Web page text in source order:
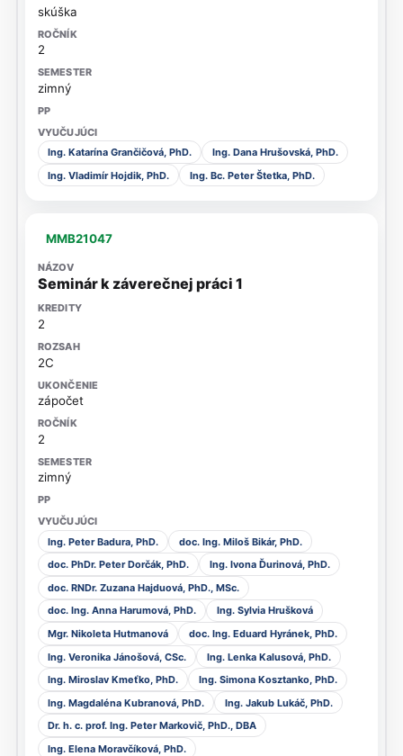
skúška
2
zimný
Ing. Katarína Grančičová, PhD.
Ing. Dana Hrušovská, PhD.
Ing. Vladimír Hojdik, PhD.
Ing. Bc. Peter Štetka, PhD.
MMB21047
Seminár k záverečnej práci 1
2
2C
zápočet
2
zimný
Ing. Peter Badura, PhD.
doc. Ing. Miloš Bikár, PhD.
doc. PhDr. Peter Dorčák, PhD.
Ing. Ivona Ďurinová, PhD.
doc. RNDr. Zuzana Hajduová, PhD., MSc.
doc. Ing. Anna Harumová, PhD.
Ing. Sylvia Hrušková
Mgr. Nikoleta Hutmanová
doc. Ing. Eduard Hyránek, PhD.
Ing. Veronika Jánošová, CSc.
Ing. Lenka Kalusová, PhD.
Ing. Miroslav Kmeťko, PhD.
Ing. Simona Kosztanko, PhD.
Ing. Magdaléna Kubranová, PhD.
Ing. Jakub Lukáč, PhD.
Dr. h. c. prof. Ing. Peter Markovič, PhD., DBA
Ing. Elena Moravčíková, PhD.